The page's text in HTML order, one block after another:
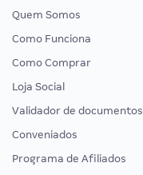
Quem Somos
Como Funciona
Como Comprar
Loja Social
Validador de documentos
Conveniados
Programa de Afiliados